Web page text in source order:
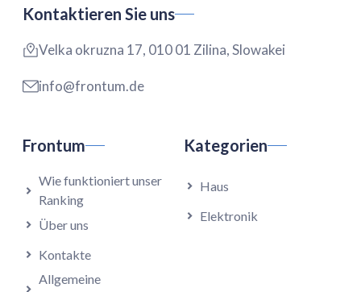
Kontaktieren Sie uns
Velka okruzna 17, 010 01 Zilina, Slowakei
info@frontum.de
Frontum
Wie funktioniert unser
Ranking
Über uns
Kontakte
Allgemeine
Kategorien
Haus
Elektronik